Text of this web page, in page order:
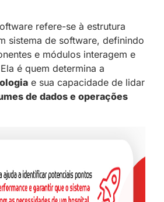
refere-se à estrutura
sistema de software, definindo
e módulos interagem e
é quem determina a
e sua capacidade de lidar
de dados e operações